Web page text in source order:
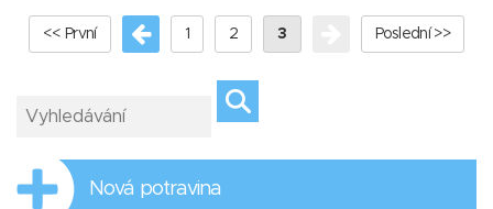
<< První 1 2 3 Poslední >>
Nová potravina